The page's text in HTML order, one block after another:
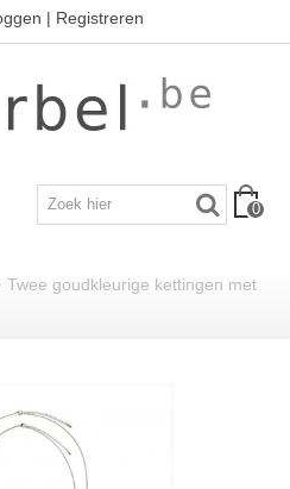
| Registreren
0
Twee goudkleurige kettingen met